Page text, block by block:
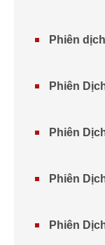
Phiên
Phiên
Phiên
Phiên
Phiên